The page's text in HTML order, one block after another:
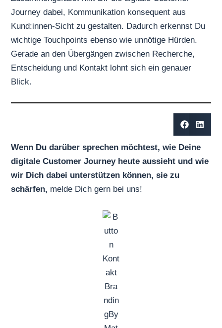
Journey dabei, Kommunikation konsequent aus
Kund:innen-Sicht zu gestalten. Dadurch erkennst Du
wichtige Touchpoints ebenso wie unnötige Hürden.
Gerade an den Übergängen zwischen Recherche,
Entscheidung und Kontakt lohnt sich ein genauer
Blick.
Wenn Du darüber sprechen möchtest, wie Deine
digitale Customer Journey heute aussieht und wie
wir Dich dabei unterstützen können, sie zu
schärfen, melde Dich gern bei uns!